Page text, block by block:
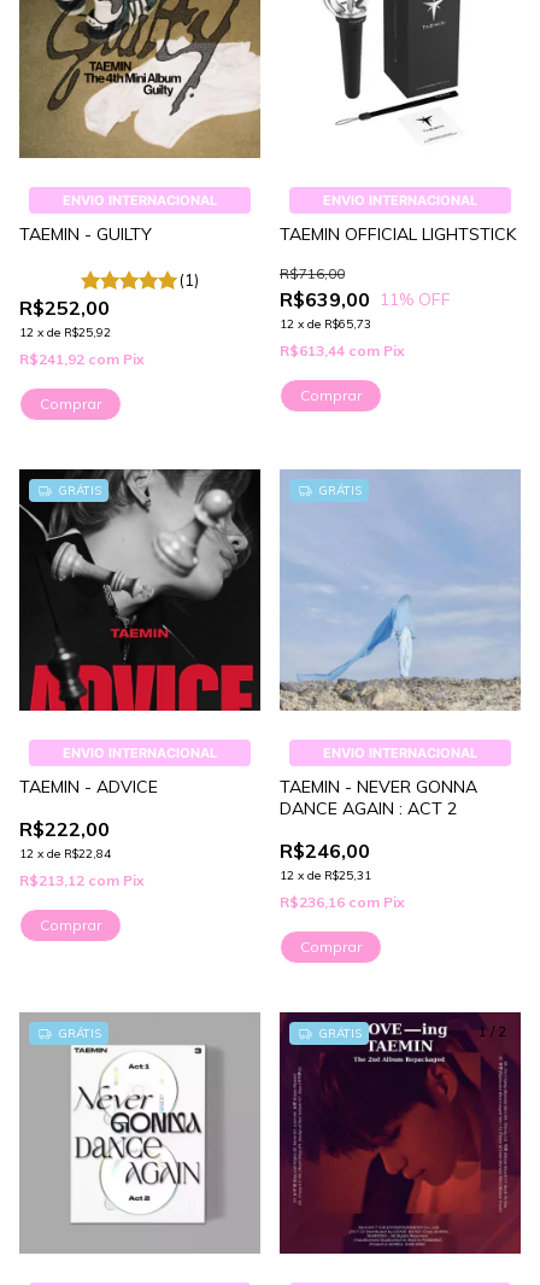
ENVIO INTERNACIONAL
TAEMIN - GUILTY
(1)
R$252,00
12 x de R$25,92
R$241,92 com Pix
Comprar
ENVIO INTERNACIONAL
TAEMIN OFFICIAL LIGHTSTICK
R$639,00
R$716,00
11% OFF
12 x de R$65,73
R$613,44 com Pix
GRÁTIS
ENVIO INTERNACIONAL
TAEMIN - ADVICE
R$222,00
12 x de R$22,84
R$213,12 com Pix
Comprar
GRÁTIS
ENVIO INTERNACIONAL
TAEMIN - NEVER GONNA
DANCE AGAIN : ACT 2
R$246,00
12 x de R$25,31
R$236,16 com Pix
Comprar
GRÁTIS 1/ 2
GRÁTIS